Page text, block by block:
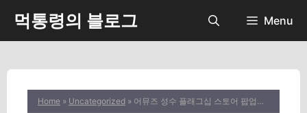
content
먹통령의 블로그 Menu
Home » Uncategorized » 어뮤즈 성수 플래그십 스토어 팝업기간, 장원영, 오픈행사 등